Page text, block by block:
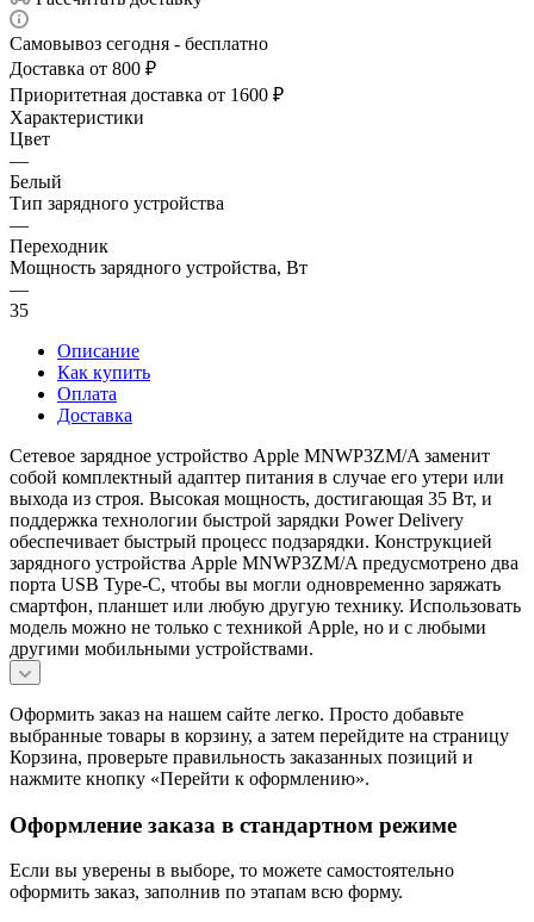
Самовывоз сегодня - бесплатно
Доставка от 800 ₽
Приоритетная доставка от 1600 ₽
Характеристики
Цвет
—
Белый
Тип зарядного устройства
—
Переходник
Мощность зарядного устройства, Вт
—
35
Описание
Как купить
Оплата
Доставка
Сетевое зарядное устройство Apple MNWP3ZM/A заменит
собой комплектный адаптер питания в случае его утери или
выхода из строя. Высокая мощность, достигающая 35 Вт, и
поддержка технологии быстрой зарядки Power Delivery
обеспечивает быстрый процесс подзарядки. Конструкцией
зарядного устройства Apple MNWP3ZM/A предусмотрено два
порта USB Type-C, чтобы вы могли одновременно заряжать
смартфон, планшет или любую другую технику. Использовать
модель можно не только с техникой Apple, но и с любыми
другими мобильными устройствами.
Оформить заказ на нашем сайте легко. Просто добавьте
выбранные товары в корзину, а затем перейдите на страницу
Корзина, проверьте правильность заказанных позиций и
нажмите кнопку «Перейти к оформлению».
Оформление заказа в стандартном режиме
Если вы уверены в выборе, то можете самостоятельно
оформить заказ, заполнив по этапам всю форму.